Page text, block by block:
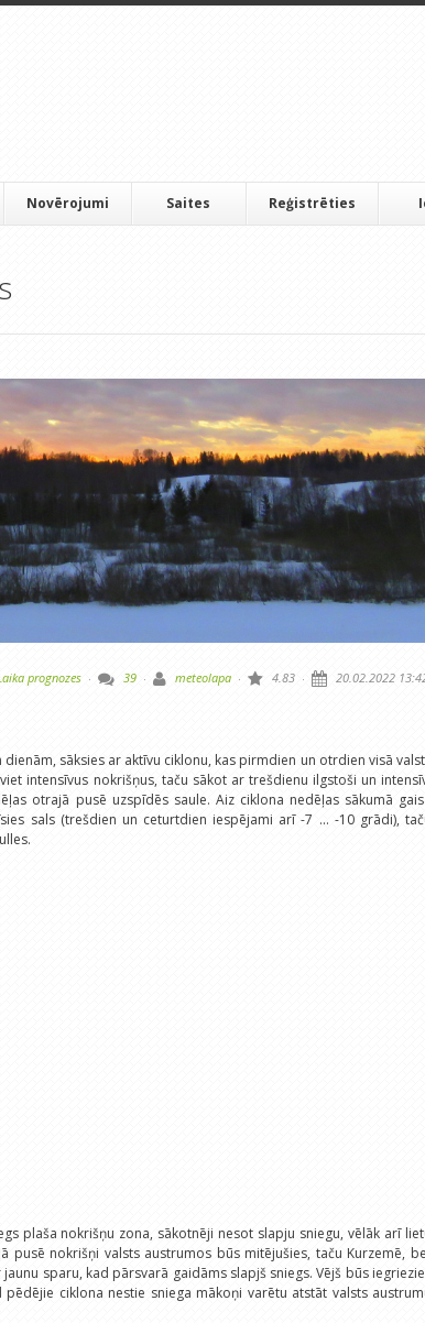
Novērojumi Saites Reģistrēties
prognozes · 39 · meteolapa · 4.83 · 20.02.2022
sāksies ar aktīvu ciklonu, kas pirmdien un otrdien visā
intensīvus nokrišņus, taču sākot ar trešdienu ilgstoši un
otrajā pusē uzspīdēs saule. Aiz ciklona nedēļas sākumā
sals (trešdien un ceturtdien iespējami arī -7 ... -10 grādi),
plaša nokrišņu zona, sākotnēji nesot slapju sniegu, vēlāk arī
pusē nokrišņi valsts austrumos būs mitējušies, taču Kurzemē,
sparu, kad pārsvarā gaidāms slapjš sniegs. Vējš būs
ciklona nestie sniega mākoņi varētu atstāt valsts